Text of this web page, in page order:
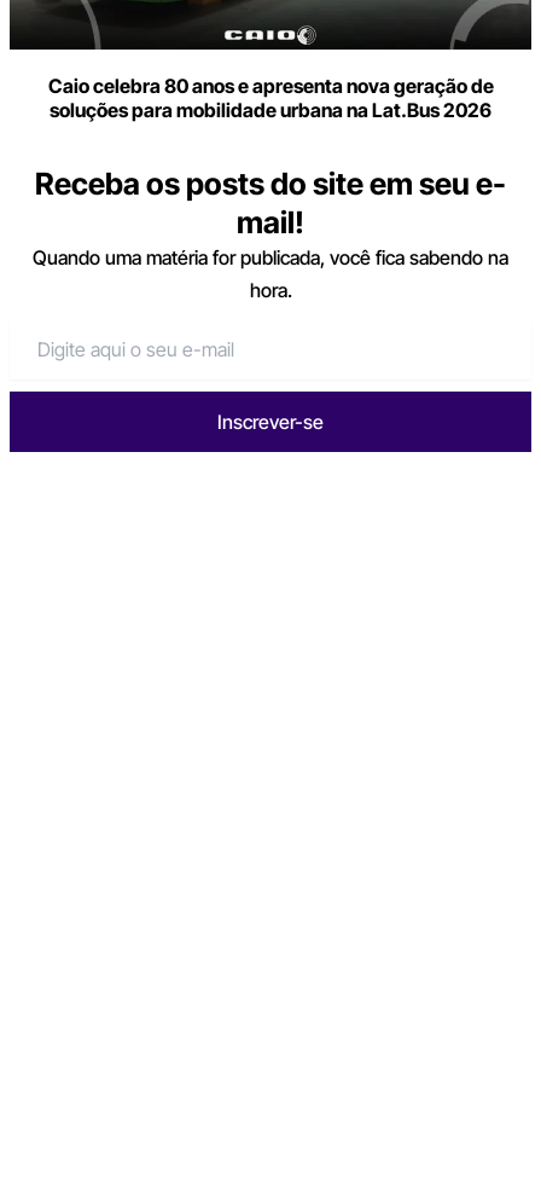
Caio celebra 80 anos e apresenta nova geração de
soluções para mobilidade urbana na Lat.Bus 2026
Receba os posts do site em seu e-
mail!
Quando uma matéria for publicada, você fica sabendo na
hora.
Inscrever-se